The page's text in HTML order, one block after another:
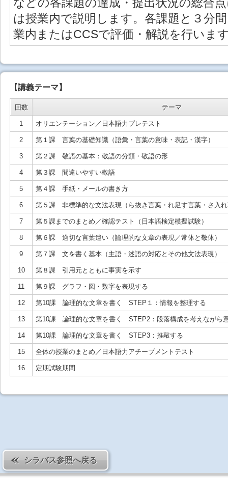
は授業内で説明します。各課題と３分
業内またはCCSで評価・解説を行いま
【講義テーマ】
回数 テーマ
1 オリエンテーション／日本語力プレテスト
2 第１課 言葉の基礎知識（語彙・言葉の意味・表記・漢字）
3 第２課 敬語の基本：敬語の分類・敬語の形
4 第３課 間違いやすい敬語
5 第４課 手紙・メールの書き方
6 第５課 非標準的な文法表現（ら抜き言葉・れ足す言葉・さ入
7 第５課までのまとめ／確認テスト（日本語検定模擬試験）
8 第６課 適切な言葉遣い（論理的な文章の表現／常体と敬体）
9 第７課 文を書く基本（主語・述語の対応とその他文法表現）
10 第８課 引用元とともに事実を示す
11 第９課 グラフ・図・数字を表現する
12 第10課 論理的な文章を書く STEP１：情報を整理する
13 第10課 論理的な文章を書く STEP2：段落構成を考えながら
14 第10課 論理的な文章を書く STEP3：推敲する
15 全体の授業のまとめ／日本語力アチーブメントテスト
16 定期試験期間
シラバス参照へ戻る